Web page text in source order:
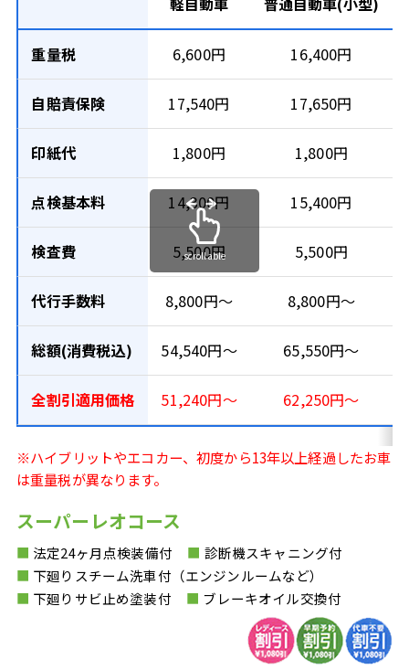
重量税 6,600円 16,400円
自賠責保険 17,540円 17,650円
印紙代 1,800円 1,800円
点検基本料 14,300円 15,400円
検査費 5,500円 5,500円
代行手数料 8,800円〜 8,800円〜
総額(消費税込) 54,540円〜 65,550円〜
全割引適用価格 51,240円～ 62,250円～
scrollable
※ハイブリットやエコカー、初度から13年以上経過したお車
は重量税が異なります。
スーパーレオコース
■ 法定24ヶ月点検装備付 ■ 診断機スキャニング付
■ 下廻りスチーム洗車付（エンジンルームなど）
■ 下廻りサビ止め塗装付 ■ ブレーキオイル交換付